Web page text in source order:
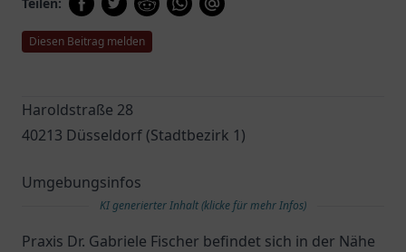
Diesen Beitrag melden
Haroldstraße 28
40213 Düsseldorf (Stadtbezirk 1)
Umgebungsinfos
KI generierter Inhalt (klicke für mehr Infos)
Praxis Dr. Gabriele Fischer befindet sich in der Nähe